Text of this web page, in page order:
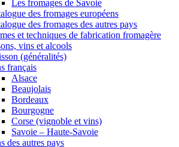
Les fromages de Savoie
des fromages européens
des fromages des autres pays
et techniques de fabrication fromagère
vins et alcools
(généralités)
français
Alsace
Beaujolais
Bordeaux
Bourgogne
Corse (vignoble et vins)
Savoie – Haute-Savoie
des autres pays